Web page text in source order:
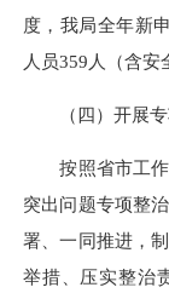
度，我局全年新
人员359人（含安
（四）开展
按照省市工
突出问题专项整
署、一同推进，
举措、压实整治